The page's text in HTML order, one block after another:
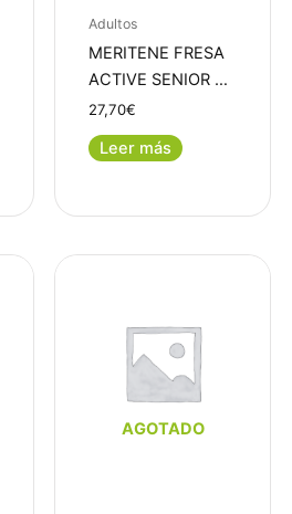
Adultos
MERITENE FRESA
ACTIVE SENIOR …
27,70€
Leer más
AGOTADO